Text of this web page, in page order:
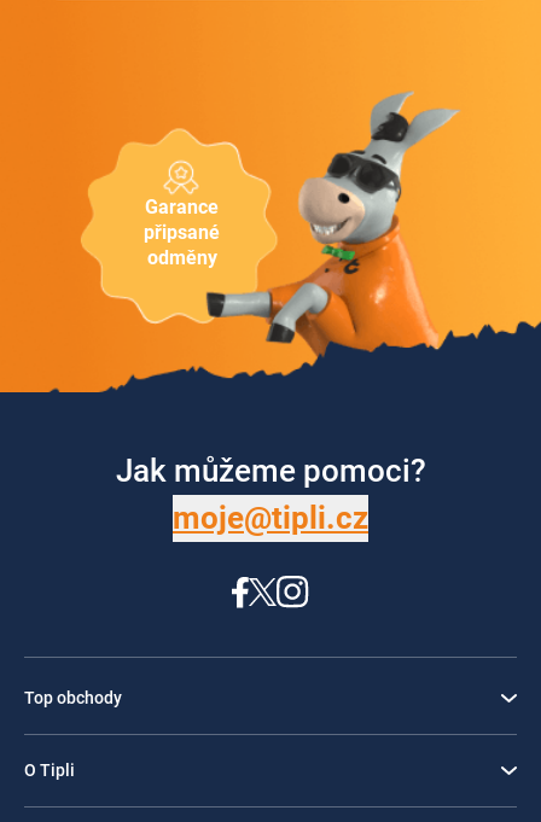
Garance
připsané
odměny
Jak můžeme pomoci?
moje@tipli.cz
Top obchody
O Tipli